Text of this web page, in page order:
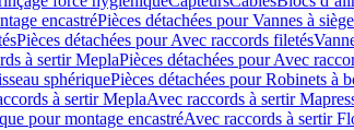
encastréPièces détachées pour Vannes à
Pièces détachées pour Avec raccords filetés
à sertir MeplaPièces détachées pour Avec
sphériquePièces détachées pour Robinets à
à sertir MeplaAvec raccords à sertir
pour montage encastréAvec raccords à sertir